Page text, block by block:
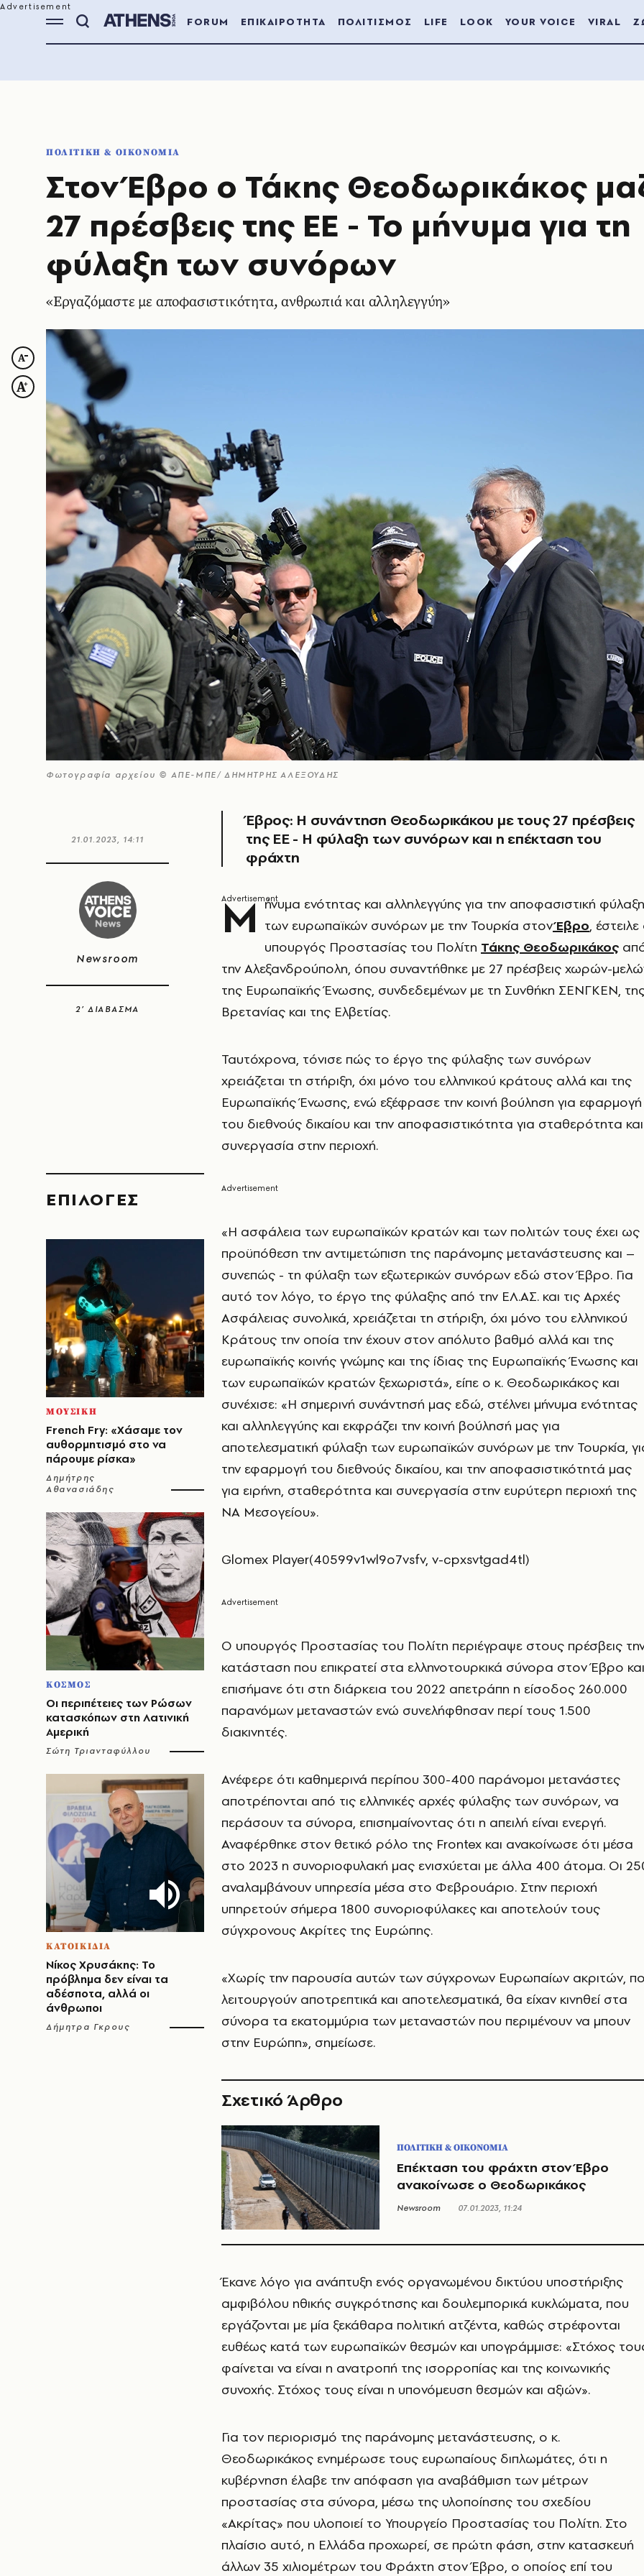
FORUM ΕΠΙΚΑΙΡΟΤΗΤΑ ΠΟΛΙΤΙΣΜΟΣ LIFE LOOK YOUR VOICE VIRAL
ΠΟΛΙΤΙΚΗ & ΟΙΚΟΝΟΜΙΑ
Στον Έβρο ο Τάκης Θεοδωρικάκος
27 πρέσβεις της ΕΕ - Το μήνυμα για τη
φύλαξη των συνόρων
«Εργαζόμαστε με αποφασιστικότητα, ανθρωπιά και αλληλεγγύη»
Φωτογραφία αρχείου © ΑΠΕ-ΜΠΕ/ ΔΗΜΗΤΡΗΣ ΑΛΕΞΟΥΔΗΣ
21.01.2023, 14:11
Newsroom
2’ ΔΙΑΒΑΣΜΑ
EΠΙΛΟΓΈΣ
ΜΟΥΣΙΚΗ
French Fry: «Χάσαμε τον
αυθορμητισμό στο να
πάρουμε ρίσκα»
Δημήτρης
Αθανασιάδης
ΚΟΣΜΟΣ
Οι περιπέτειες των Ρώσων
κατασκόπων στη Λατινική
Αμερική
Σώτη Τριανταφύλλου
ΚΑΤΟΙΚΙΔΙΑ
Νίκος Χρυσάκης: Το
πρόβλημα δεν είναι τα
αδέσποτα, αλλά οι
άνθρωποι
Δήμητρα Γκρους
Έβρος: Η συνάντηση Θεοδωρικάκου με τους 27 πρέσβεις
της ΕΕ - Η φύλαξη των συνόρων και η επέκταση του
φράχτη
Μ ήνυμα ενότητας και αλληλεγγύης για την αποφασιστική φύλαξη
των ευρωπαϊκών συνόρων με την Τουρκία στονΈβρο,
υπουργός Προστασίας του Πολίτη Τάκης Θεοδωρικάκος
την Αλεξανδρούπολη, όπου συναντήθηκε με 27 πρέσβεις χωρών-
της Ευρωπαϊκής Ένωσης, συνδεδεμένων με τη Συνθήκη ΣΕΝΓΚΕΝ,
Βρετανίας και της Ελβετίας.
Ταυτόχρονα, τόνισε πώς το έργο της φύλαξης των συνόρων
χρειάζεται τη στήριξη, όχι μόνο του ελληνικού κράτους αλλά και της
Ευρωπαϊκής Ένωσης, ενώ εξέφρασε την κοινή βούληση για εφαρμογή
του διεθνούς δικαίου και την αποφασιστικότητα για σταθερότητα και
συνεργασία στην περιοχή.
«Η ασφάλεια των ευρωπαϊκών κρατών και των πολιτών τους έχει ως
προϋπόθεση την αντιμετώπιση της παράνομης μετανάστευσης και –
συνεπώς - τη φύλαξη των εξωτερικών συνόρων εδώ στον Έβρο. Για
αυτό τον λόγο, το έργο της φύλαξης από την ΕΛ.ΑΣ. και τις Αρχές
Ασφάλειας συνολικά, χρειάζεται τη στήριξη, όχι μόνο του ελληνικού
Κράτους την οποία την έχουν στον απόλυτο βαθμό αλλά και της
ευρωπαϊκής κοινής γνώμης και της ίδιας της Ευρωπαϊκής Ένωσης και
των ευρωπαϊκών κρατών ξεχωριστά», είπε ο κ. Θεοδωρικάκος και
συνέχισε: «Η σημερινή συνάντησή μας εδώ, στέλνει μήνυμα ενότητας
και αλληλεγγύης και εκφράζει την κοινή βούλησή μας για
αποτελεσματική φύλαξη των ευρωπαϊκών συνόρων με την Τουρκία,
την εφαρμογή του διεθνούς δικαίου, και την αποφασιστικότητά μας
για ειρήνη, σταθερότητα και συνεργασία στην ευρύτερη περιοχή της
ΝΑ Μεσογείου».
Glomex Player(40599v1wl9o7vsfv, v-cpxsvtgad4tl)
Ο υπουργός Προστασίας του Πολίτη περιέγραψε στους πρέσβεις
κατάσταση που επικρατεί στα ελληνοτουρκικά σύνορα στον Έβρο και
επισήμανε ότι στη διάρκεια του 2022 απετράπη η είσοδος 260.000
παρανόμων μεταναστών ενώ συνελήφθησαν περί τους 1.500
διακινητές.
Ανέφερε ότι καθημερινά περίπου 300-400 παράνομοι μετανάστες
αποτρέπονται από τις ελληνικές αρχές φύλαξης των συνόρων, να
περάσουν τα σύνορα, επισημαίνοντας ότι η απειλή είναι ενεργή.
Αναφέρθηκε στον θετικό ρόλο της Frontex και ανακοίνωσε ότι μέσα
στο 2023 η συνοριοφυλακή μας ενισχύεται με άλλα 400 άτομα. Οι
αναλαμβάνουν υπηρεσία μέσα στο Φεβρουάριο. Στην περιοχή
υπηρετούν σήμερα 1800 συνοριοφύλακες και αποτελούν τους
σύγχρονους Ακρίτες της Ευρώπης.
«Χωρίς την παρουσία αυτών των σύγχρονων Ευρωπαίων ακριτών,
λειτουργούν αποτρεπτικά και αποτελεσματικά, θα είχαν κινηθεί στα
σύνορα τα εκατομμύρια των μεταναστών που περιμένουν να μπουν
στην Ευρώπη», σημείωσε.
Σχετικό Άρθρο
ΠΟΛΙΤΙΚΗ & ΟΙΚΟΝΟΜΙΑ
Επέκταση του φράχτη στον Έβρο
ανακοίνωσε ο Θεοδωρικάκος
Newsroom 07.01.2023, 11:24
Έκανε λόγο για ανάπτυξη ενός οργανωμένου δικτύου υποστήριξης
αμφιβόλου ηθικής συγκρότησης και δουλεμπορικά κυκλώματα, που
εργάζονται με μία ξεκάθαρα πολιτική ατζέντα, καθώς στρέφονται
ευθέως κατά των ευρωπαϊκών θεσμών και υπογράμμισε: «Στόχος
φαίνεται να είναι η ανατροπή της ισορροπίας και της κοινωνικής
συνοχής. Στόχος τους είναι η υπονόμευση θεσμών και αξιών».
Για τον περιορισμό της παράνομης μετανάστευσης, ο κ.
Θεοδωρικάκος ενημέρωσε τους ευρωπαίους διπλωμάτες, ότι η
κυβέρνηση έλαβε την απόφαση για αναβάθμιση των μέτρων
προστασίας στα σύνορα, μέσω της υλοποίησης του σχεδίου
«Ακρίτας» που υλοποιεί το Υπουργείο Προστασίας του Πολίτη. Στο
πλαίσιο αυτό, η Ελλάδα προχωρεί, σε πρώτη φάση, στην κατασκευή
άλλων 35 χιλιομέτρων του Φράχτη στον Έβρο, ο οποίος επί του